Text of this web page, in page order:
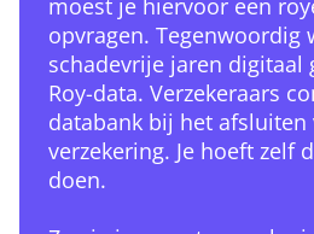
moest je hiervoor een
opvragen. Tegenwoordig
schadevrije jaren digitaal
Roy-data. Verzekeraars
databank bij het afsluiten
verzekering. Je hoeft zelf
doen.